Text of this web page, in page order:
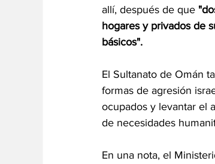
allí, después de que
hogares y privados de
básicos".
El Sultanato de Omán
formas de agresión
ocupados y levantar el
de necesidades
En una nota, el